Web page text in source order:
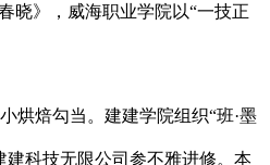
晓》，威海职业学院以“一技正
焙勾当。建建学院组织“班·墨
建科技无限公司参不雅进修。本